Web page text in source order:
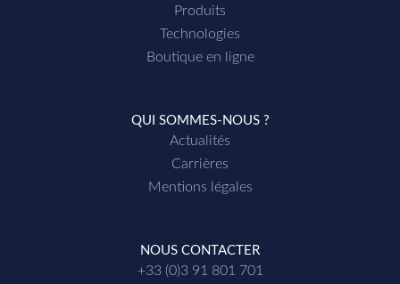
Produits
Technologies
Boutique en ligne
QUI SOMMES-NOUS ?
Actualités
Carrières
Mentions légales
NOUS CONTACTER
+33 (0)3 91 801 701